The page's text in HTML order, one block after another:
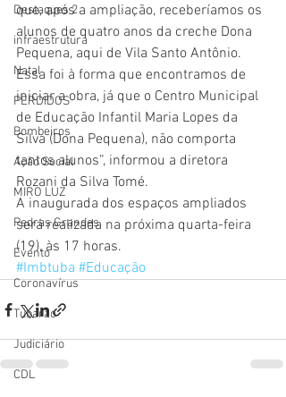
Destaques 2
infraestrutura
Natal
PERDIDOS
Bombeiros
Ação Social
MIRO LUZ
Pedras Grandes
Evento
Coronavírus
Tubarão
Judiciário
CDL
que, após a ampliação, receberíamos os
alunos de quatro anos da creche Dona
Pequena, aqui de Vila Santo Antônio.
Essa foi à forma que encontramos de
iniciar a obra, já que o Centro Municipal
de Educação Infantil Maria Lopes da
Silva (Dona Pequena), não comporta
tantos alunos”, informou a diretora
Rozani da Silva Tomé.
A inaugurada dos espaços ampliados
será realizada na próxima quarta-feira
(19), às 17 horas.
#Imbtuba #Educação